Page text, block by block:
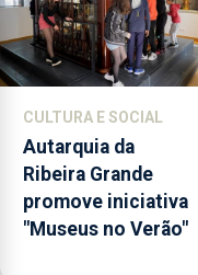
museus
e
núcleos
integrados
na
Rede
Municipal
de
CULTURA E SOCIAL
Autarquia da
Ribeira Grande
promove iniciativa
"Museus no Verão"